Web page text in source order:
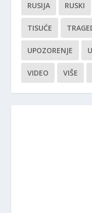
RUSIJA RUSKI
TISUĆE
UPOZORENJE
VIDEO VIŠE